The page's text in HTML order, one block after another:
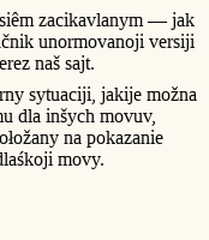
zacikavlanym — jak
unormovanoji versiji
naš sajt.
sytuaciji, jakije možna
dla inšych movuv,
na pokazanie
movy.